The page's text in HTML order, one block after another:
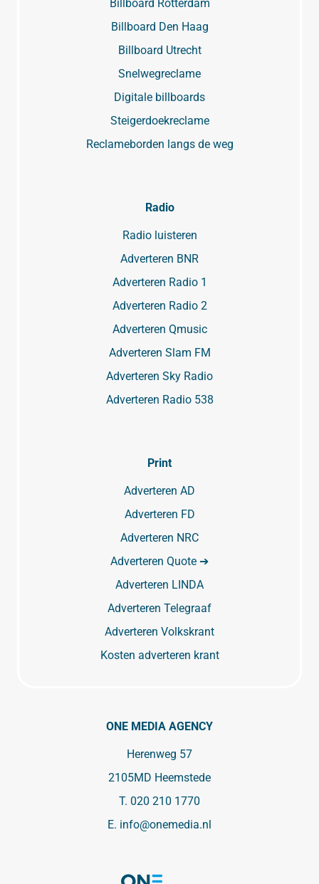
Billboard Rotterdam
Billboard Den Haag
Billboard Utrecht
Snelwegreclame
Digitale billboards
Steigerdoekreclame
Reclameborden langs de weg
Radio
Radio luisteren
Adverteren BNR
Adverteren Radio 1
Adverteren Radio 2
Adverteren Qmusic
Adverteren Slam FM
Adverteren Sky Radio
Adverteren Radio 538
Print
Adverteren AD
Adverteren FD
Adverteren NRC
Adverteren Quote ➔
Adverteren LINDA
Adverteren Telegraaf
Adverteren Volkskrant
Kosten adverteren krant
ONE MEDIA AGENCY
Herenweg 57
2105MD Heemstede
T. 020 210 1770
E. info@onemedia.nl